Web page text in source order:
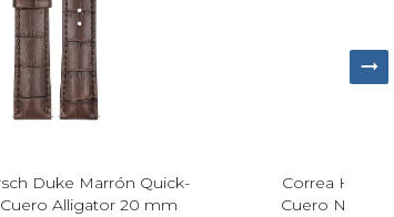
Correa Hirsch Kent Azul Oscuro
Cuero Natural Premium 20 mm